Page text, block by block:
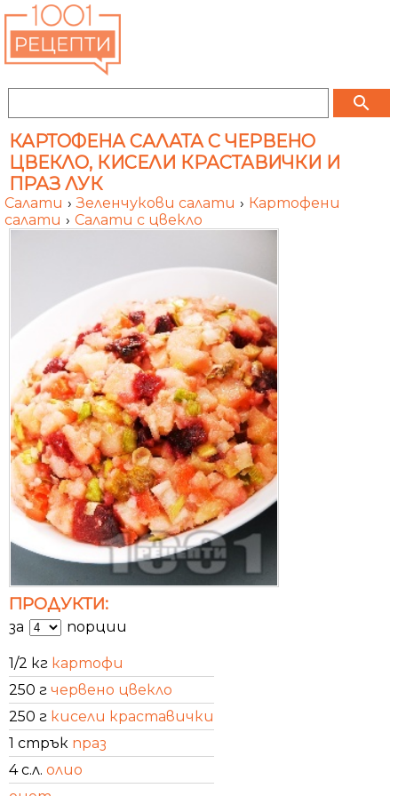
search
КАРТОФЕНА САЛАТА С ЧЕРВЕНО
ЦВЕКЛО, КИСЕЛИ КРАСТАВИЧКИ И
ПРАЗ ЛУК
Салати › Зеленчукови салати › Картофени
салати › Салати с цвекло
ПРОДУКТИ:
за порции
1/2 кг картофи
250 г червено цвекло
250 г кисели краставички
1 стрък праз
4 с.л. олио